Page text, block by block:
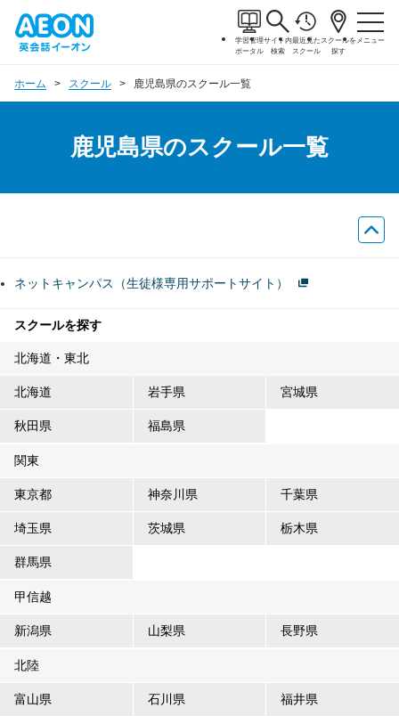
学習管理
ポータル
サイト内
検索
最近見た
スクール
スクールを
探す
メニュー
ホーム スクール 鹿児島県のスクール一覧
鹿児島県のスクール一覧
ネットキャンパス（生徒様専用サポートサイト）
スクールを探す
北海道・東北
北海道 岩手県 宮城県
秋田県 福島県
関東
東京都 神奈川県 千葉県
埼玉県 茨城県 栃木県
群馬県
甲信越
新潟県 山梨県 長野県
北陸
富山県 石川県 福井県